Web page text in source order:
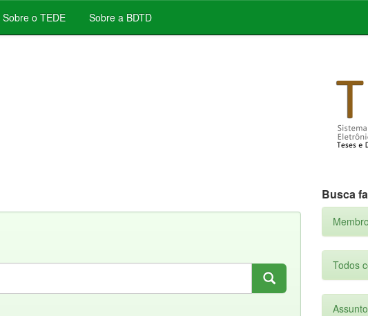
Sobre o TEDE Sobre a BDTD
Busca
Todos
Assunto